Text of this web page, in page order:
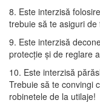
8. Este interzisă
trebuie să te asiguri
9. Este interzisă
protecție și de reglare
10. Este interzisă
Trebuie să te convingi
robinetele de la utilaje!